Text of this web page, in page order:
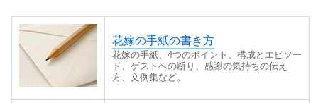
花嫁の手紙の書き方
花嫁の手紙、4つのポイント、構成とエピソー
ド、ゲストへの断り、感謝の気持ちの伝え
方、文例集など。